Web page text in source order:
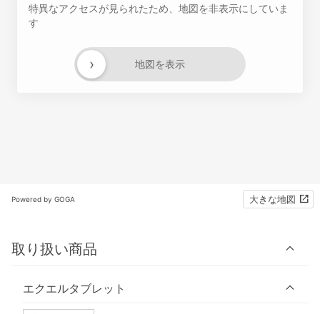
特異なアクセスが見られたため、地図を非表示にしていま
す
地図を表示
›
Powered by GOGA 大きな地図
取り扱い商品
エクエルタブレット